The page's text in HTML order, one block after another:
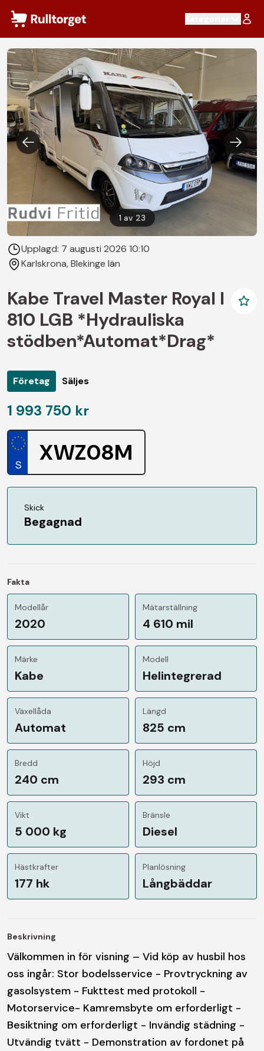
1av 23
Upplagd: 7 augusti 2026 10:10
Karlskrona, Blekinge län
Kabe Travel Master Royal I
810 LGB *Hydrauliska
stödben*Automat*Drag*
Företag Säljes
1 993 750 kr
XWZ08M
Skick
Begagnad
Fakta
Modellår
2020
Mätarställning
4 610 mil
Märke
Kabe
Modell
Helintegrerad
Växellåda
Automat
Längd
825 cm
Bredd
240 cm
Höjd
293 cm
Vikt
5 000 kg
Bränsle
Diesel
Hästkrafter
177 hk
Planlösning
Långbäddar
Beskrivning
Välkommen in för visning – Vid köp av husbil hos
oss ingår: Stor bodelsservice - Provtryckning av
gasolsystem - Fukttest med protokoll -
Motorservice- Kamremsbyte om erforderligt -
Besiktning om erforderligt - Invändig städning -
Utvändig tvätt - Demonstration av fordonet på